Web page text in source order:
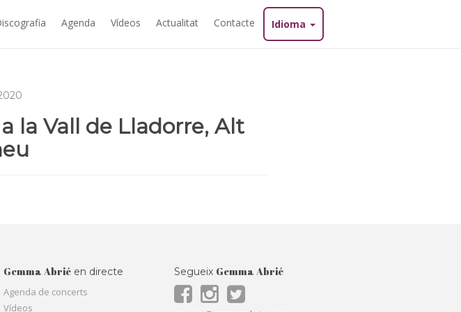
Agenda Vídeos Actualitat Contacte Idioma
la Vall de Lladorre, Alt
Gemma Abrié en directe
Agenda de concerts
Vídeos
Segueix Gemma Abrié